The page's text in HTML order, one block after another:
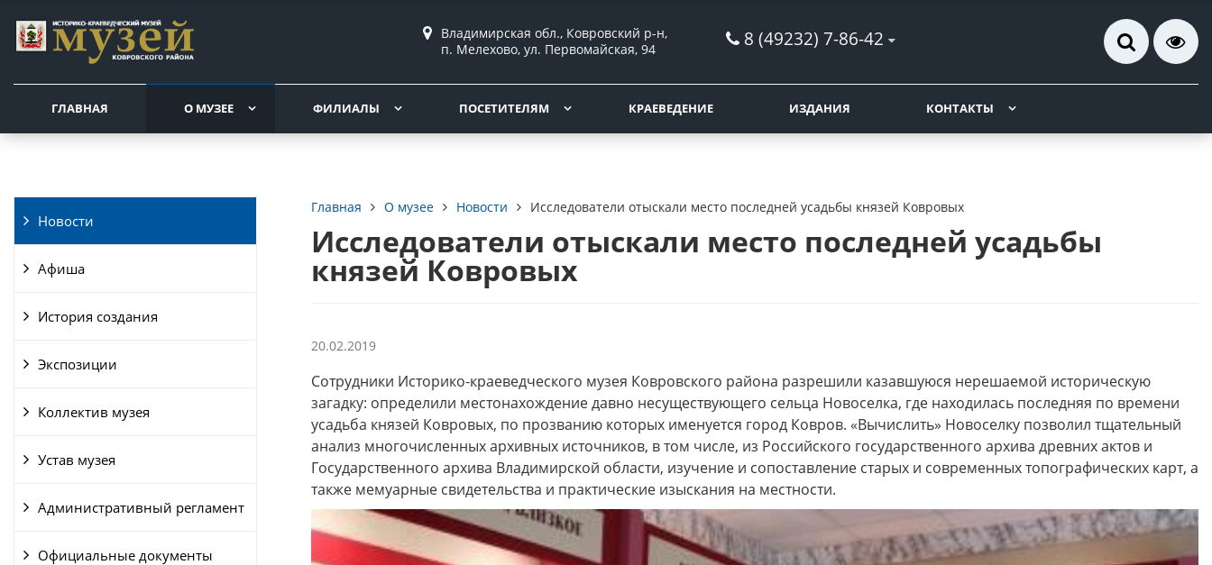
Владимирская обл., Ковровский р-н,
п. Мелехово, ул. Первомайская, 94
8 (49232) 7-86-42
ГЛАВНАЯ О МУЗЕЕ ФИЛИАЛЫ ПОСЕТИТЕЛЯМ КРАЕВЕДЕНИЕ ИЗДАНИЯ КОНТАКТЫ
Новости
Афиша
История создания
Экспозиции
Коллектив музея
Устав музея
Административный регламент
Официальные документы
Главная О музее Новости Исследователи отыскали место последней усадьбы князей Ковровых
Исследователи отыскали место последней усадьбы
князей Ковровых
20.02.2019
Сотрудники Историко-краеведческого музея Ковровского района разрешили казавшуюся нерешаемой историческую
загадку: определили местонахождение давно несуществующего сельца Новоселка, где находилась последняя по времени
усадьба князей Ковровых, по прозванию которых именуется город Ковров. «Вычислить» Новоселку позволил тщательный
анализ многочисленных архивных источников, в том числе, из Российского государственного архива древних актов и
Государственного архива Владимирской области, изучение и сопоставление старых и современных топографических карт, а
также мемуарные свидетельства и практические изыскания на местности.